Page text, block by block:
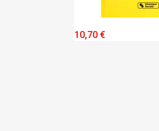
10,70 €